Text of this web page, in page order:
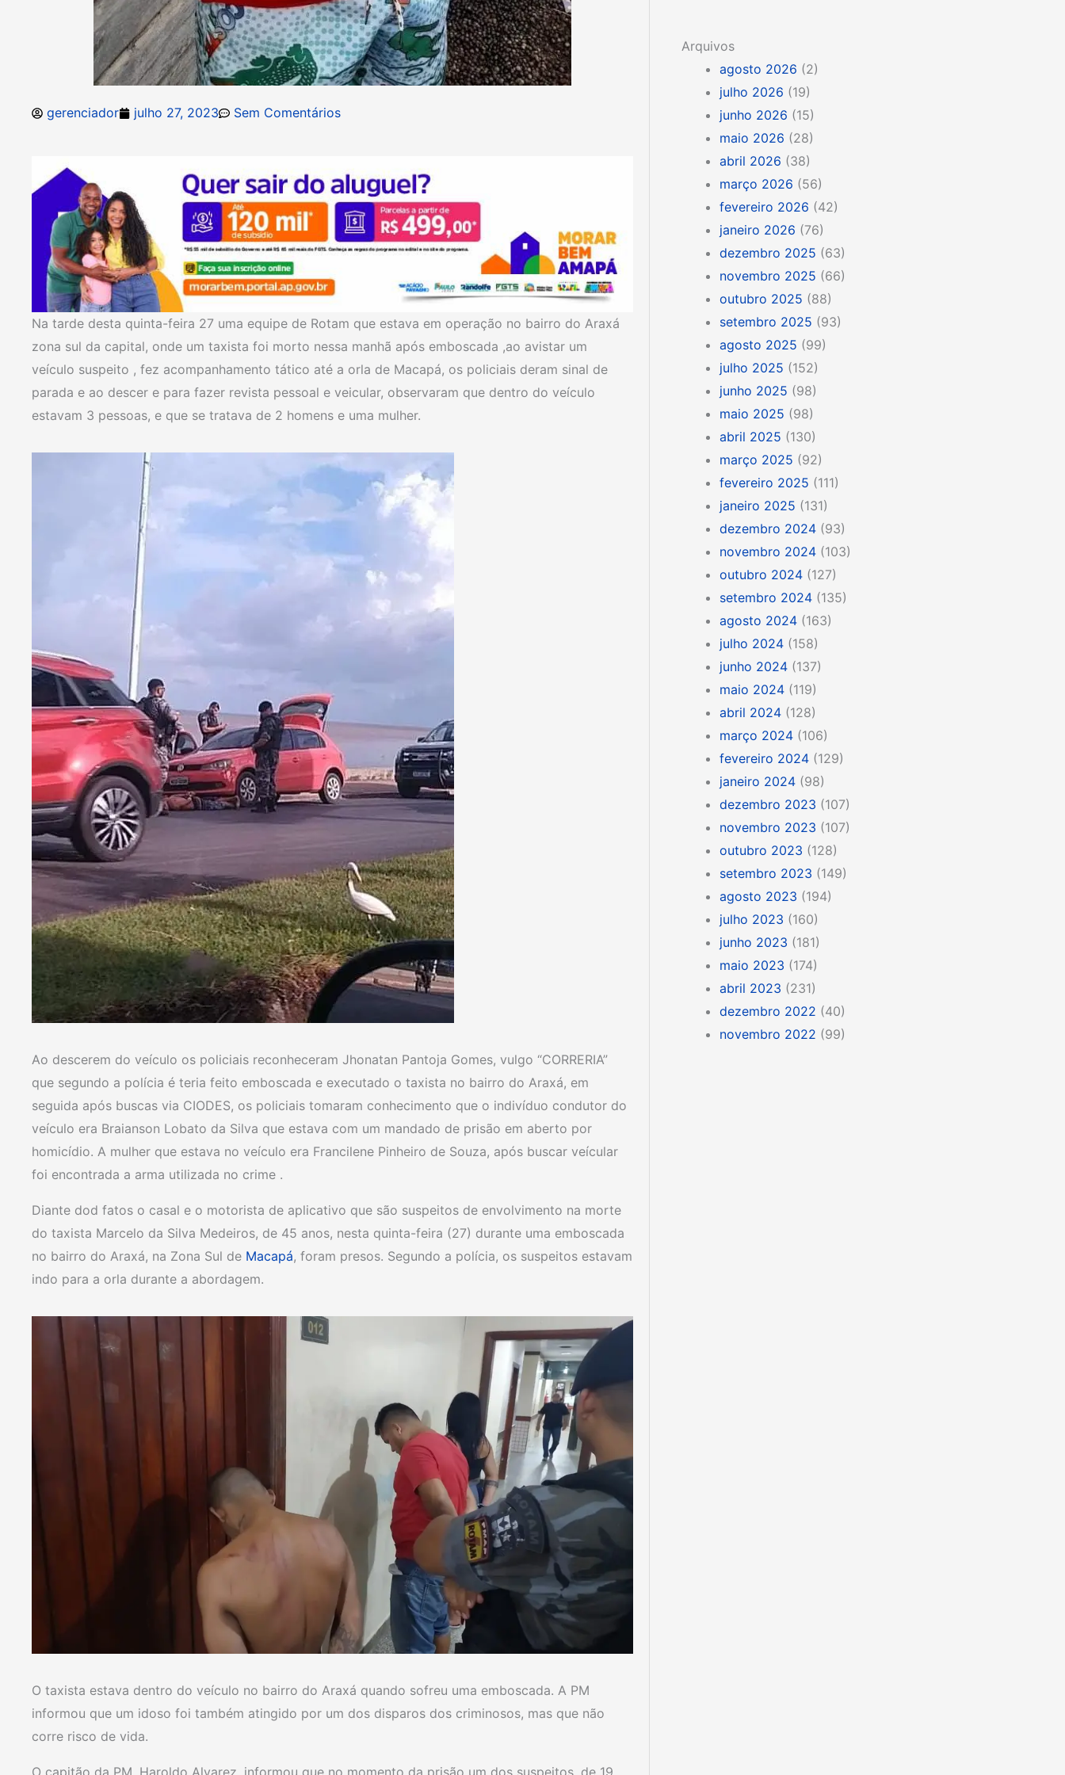
gerenciador julho 27, 2023 Sem Comentários
Na tarde desta quinta-feira 27 uma equipe de Rotam que estava em operação no bairro do Araxá
zona sul da capital, onde um taxista foi morto nessa manhã após emboscada ,ao avistar um
veículo suspeito , fez acompanhamento tático até a orla de Macapá, os policiais deram sinal de
parada e ao descer e para fazer revista pessoal e veicular, observaram que dentro do veículo
estavam 3 pessoas, e que se tratava de 2 homens e uma mulher.
Ao descerem do veículo os policiais reconheceram Jhonatan Pantoja Gomes, vulgo “CORRERIA”
que segundo a polícia é teria feito emboscada e executado o taxista no bairro do Araxá, em
seguida após buscas via CIODES, os policiais tomaram conhecimento que o indivíduo condutor do
veículo era Braianson Lobato da Silva que estava com um mandado de prisão em aberto por
homicídio. A mulher que estava no veículo era Francilene Pinheiro de Souza, após buscar veícular
foi encontrada a arma utilizada no crime .
Diante dod fatos o casal e o motorista de aplicativo que são suspeitos de envolvimento na morte
do taxista Marcelo da Silva Medeiros, de 45 anos, nesta quinta-feira (27) durante uma emboscada
no bairro do Araxá, na Zona Sul de Macapá, foram presos. Segundo a polícia, os suspeitos estavam
indo para a orla durante a abordagem.
O taxista estava dentro do veículo no bairro do Araxá quando sofreu uma emboscada. A PM
informou que um idoso foi também atingido por um dos disparos dos criminosos, mas que não
corre risco de vida.
Arquivos
agosto 2026 (2)
julho 2026 (19)
junho 2026 (15)
maio 2026 (28)
abril 2026 (38)
março 2026 (56)
fevereiro 2026 (42)
janeiro 2026 (76)
dezembro 2025 (63)
novembro 2025 (66)
outubro 2025 (88)
setembro 2025 (93)
agosto 2025 (99)
julho 2025 (152)
junho 2025 (98)
maio 2025 (98)
abril 2025 (130)
março 2025 (92)
fevereiro 2025 (111)
janeiro 2025 (131)
dezembro 2024 (93)
novembro 2024 (103)
outubro 2024 (127)
setembro 2024 (135)
agosto 2024 (163)
julho 2024 (158)
junho 2024 (137)
maio 2024 (119)
abril 2024 (128)
março 2024 (106)
fevereiro 2024 (129)
janeiro 2024 (98)
dezembro 2023 (107)
novembro 2023 (107)
outubro 2023 (128)
setembro 2023 (149)
agosto 2023 (194)
julho 2023 (160)
junho 2023 (181)
maio 2023 (174)
abril 2023 (231)
dezembro 2022 (40)
novembro 2022 (99)